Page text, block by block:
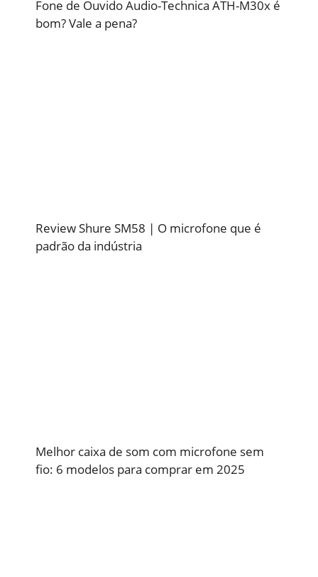
Fone de Ouvido Audio-Technica ATH-M30x é
bom? Vale a pena?
Review Shure SM58 | O microfone que é
padrão da indústria
Melhor caixa de som com microfone sem
fio: 6 modelos para comprar em 2025